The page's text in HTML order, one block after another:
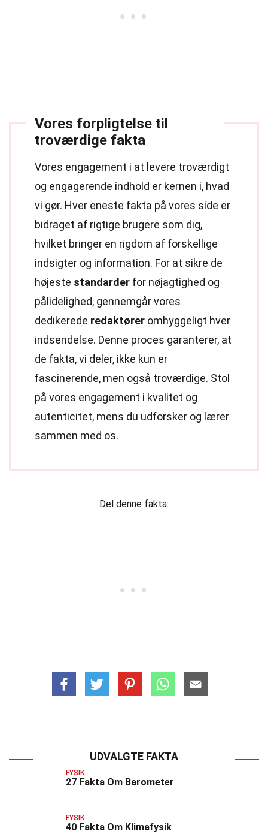
Vores forpligtelse til
troværdige fakta
Vores engagement i at levere troværdigt
og engagerende indhold er kernen i, hvad
vi gør. Hver eneste fakta på vores side er
bidraget af rigtige brugere som dig,
hvilket bringer en rigdom af forskellige
indsigter og information. For at sikre de
højeste standarder for nøjagtighed og
pålidelighed, gennemgår vores
dedikerede redaktører omhyggeligt hver
indsendelse. Denne proces garanterer, at
de fakta, vi deler, ikke kun er
fascinerende, men også troværdige. Stol
på vores engagement i kvalitet og
autenticitet, mens du udforsker og lærer
sammen med os.
Del denne fakta:
UDVALGTE FAKTA
FYSIK
27 Fakta Om Barometer
FYSIK
40 Fakta Om Klimafysik